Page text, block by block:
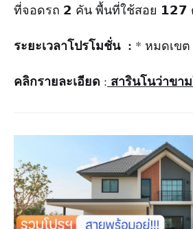
ที่จอดรถ 𝟮 คัน พื้นที่ใช้สอย 𝟭𝟮𝟳
ระยะเวลาโปรโมชั่น : * หมดเขต
คลิกรายละเอียด : สารินโนว่าขา